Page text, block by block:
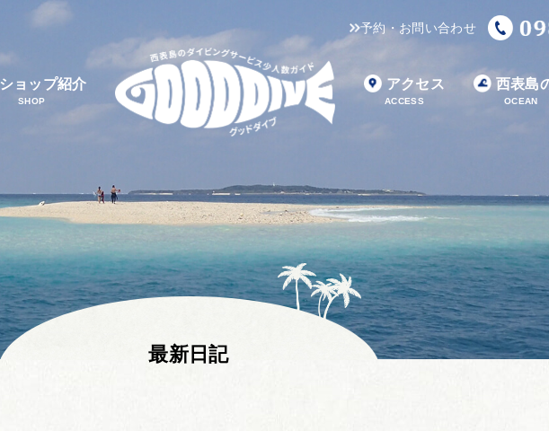
予約・お問い合わせ
ショップ紹介
SHOP
アクセス
ACCESS
西表島
OCEAN
最新日記